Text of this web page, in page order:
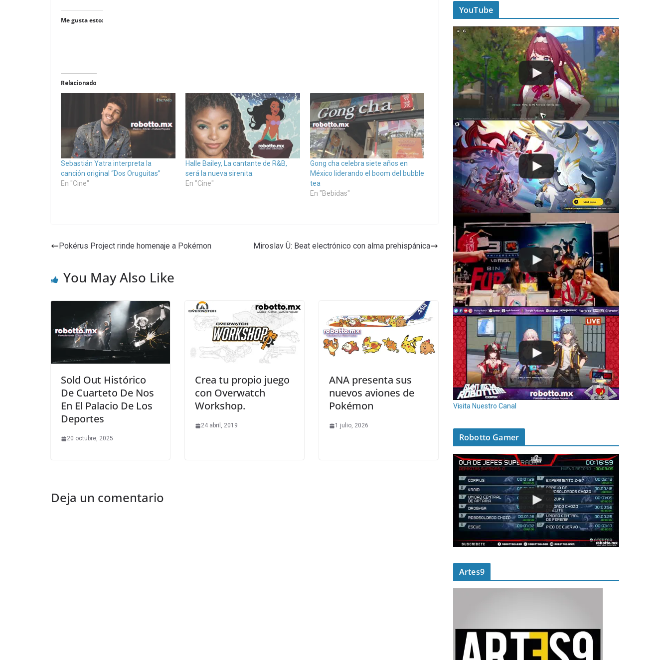
Me gusta esto:
Relacionado
Sebastián Yatra interpreta la
canción original “Dos Oruguitas”
En "Cine"
Halle Bailey, La cantante de R&B,
será la nueva sirenita.
En "Cine"
Gong cha celebra siete años en
México liderando el boom del bubble
tea
En "Bebidas"
Pokérus Project rinde homenaje a Pokémon Miroslav Ü: Beat electrónico con alma prehispánica
You May Also Like
Sold Out Histórico
De Cuarteto De Nos
En El Palacio De Los
Deportes
20 octubre, 2025
Crea tu propio juego
con Overwatch
Workshop.
24 abril, 2019
ANA presenta sus
nuevos aviones de
Pokémon
1 julio, 2026
Deja un comentario
YouTube
Visita Nuestro Canal
Robotto Gamer
Artes9